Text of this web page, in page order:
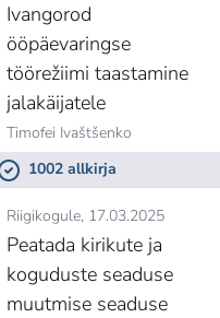
Stepan Romanov
Ivangorod
ööpäevaringse
töörežiimi taastamine
jalakäijatele
Timofei Ivaštšenko
1002 allkirja
Riigikogule 17.03.2025
Peatada kirikute ja
koguduste seaduse
muutmise seaduse